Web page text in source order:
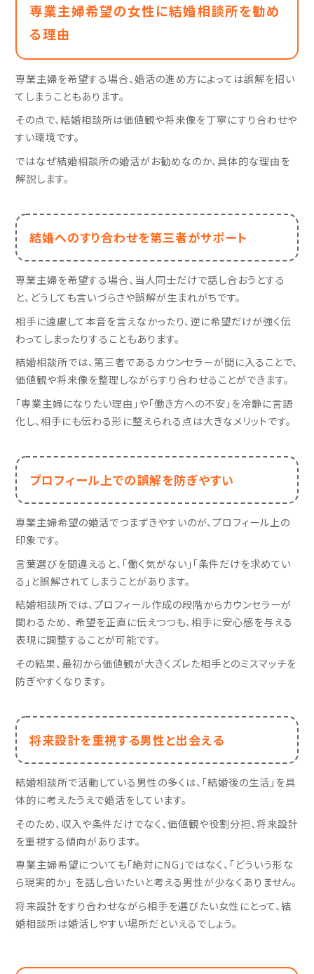
専業主婦希望の女性に結婚相談所を勧め
る理由
専業主婦を希望する場合、婚活の進め方によっては誤解を招い
てしまうこともあります。
その点で、結婚相談所は価値観や将来像を丁寧にすり合わせや
すい環境です。
ではなぜ結婚相談所の婚活がお勧めなのか、具体的な理由を
解説します。
結婚へのすり合わせを第三者がサポート
専業主婦を希望する場合、当人同士だけで話し合おうとする
と、どうしても言いづらさや誤解が生まれがちです。
相手に遠慮して本音を言えなかったり、逆に希望だけが強く伝
わってしまったりすることもあります。
結婚相談所では、第三者であるカウンセラーが間に入ることで、
価値観や将来像を整理しながらすり合わせることができます。
「専業主婦になりたい理由」や「働き方への不安」を冷静に言語
化し、相手にも伝わる形に整えられる点は大きなメリットです。
プロフィール上での誤解を防ぎやすい
専業主婦希望の婚活でつまずきやすいのが、プロフィール上の
印象です。
言葉選びを間違えると、「働く気がない」「条件だけを求めてい
る」と誤解されてしまうことがあります。
結婚相談所では、プロフィール作成の段階からカウンセラーが
関わるため、 希望を正直に伝えつつも、相手に安心感を与える
表現に調整することが可能です。
その結果、最初から価値観が大きくズレた相手とのミスマッチを
防ぎやすくなります。
将来設計を重視する男性と出会える
結婚相談所で活動している男性の多くは、「結婚後の生活」を具
体的に考えたうえで婚活をしています。
そのため、収入や条件だけでなく、価値観や役割分担、将来設計
を重視する傾向があります。
専業主婦希望についても「絶対にNG」ではなく、「どういう形な
ら現実的か」 を話し合いたいと考える男性が少なくありません。
将来設計をすり合わせながら相手を選びたい女性にとって、結
婚相談所は婚活しやすい場所だといえるでしょう。